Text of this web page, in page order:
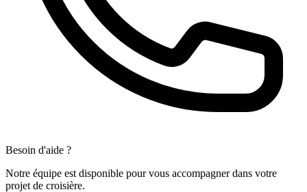
Besoin d'aide ?
Notre équipe est disponible pour vous accompagner dans votre
projet de croisière.